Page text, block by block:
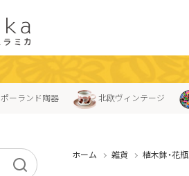
ポーランド陶器 北欧ヴィンテージ
ホーム 雑貨 植木鉢・花瓶